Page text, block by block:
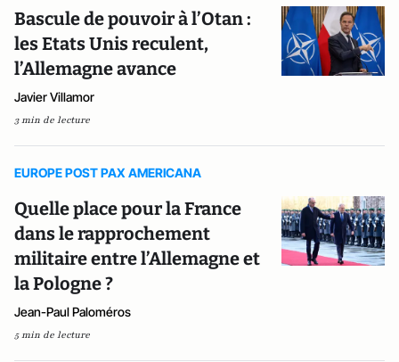
Bascule de pouvoir à l’Otan :
les Etats Unis reculent,
l’Allemagne avance
Javier Villamor
3 min de lecture
EUROPE POST PAX AMERICANA
Quelle place pour la France
dans le rapprochement
militaire entre l’Allemagne et
la Pologne ?
Jean-Paul Paloméros
5 min de lecture